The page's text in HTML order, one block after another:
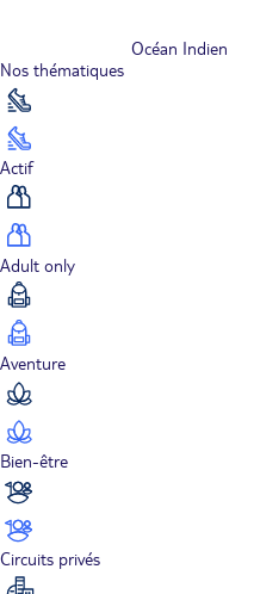
Océan Indien
Nos thématiques
Actif
Adult only
Aventure
Bien-être
Circuits privés